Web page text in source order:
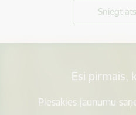
Sniegt
Esi pirmais,
Piesakies jaunumu